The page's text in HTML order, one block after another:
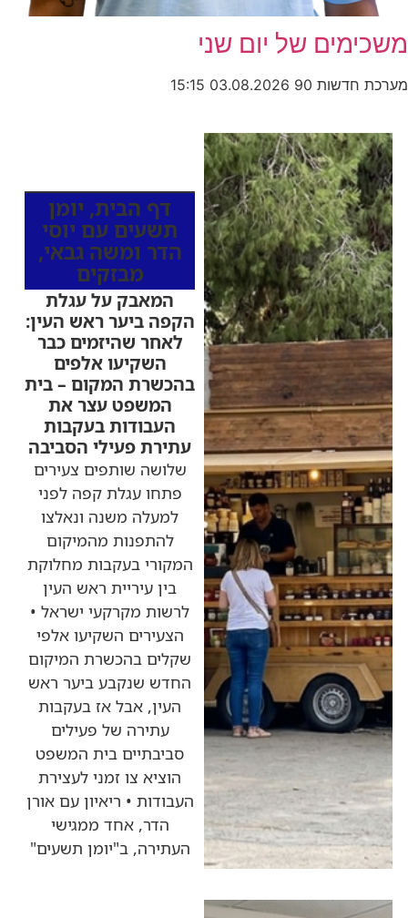
של יום שני
חדשות 90 03.08.2026
15:15
כותרות החדשות
דף הבית,יומן
תשעים עם יוסי
הדר ומשה גבאי,
מבזקים
המאבק על עגלת
הקפה ביער ראש העין:
לאחר שהיזמים כבר
השקיעו אלפים
בהכשרת המקום – בית
המשפט עצר את
העבודות בעקבות
עתירת פעילי הסביבה
שלושה שותפים צעירים
פתחו עגלת קפה לפני
למעלה משנה ונאלצו
להתפנות מהמיקום
המקורי בעקבות מחלוקת
בין עיריית ראש העין
לרשות מקרקעי ישראל •
הצעירים השקיעו אלפי
שקלים בהכשרת המיקום
החדש שנקבע ביער ראש
העין, אבל אז בעקבות
עתירה של פעילים
סביבתיים בית המשפט
הוציא צו זמני לעצירת
העבודות • ריאיון עם אורן
הדר, אחד ממגישי
העתירה, ב"יומן תשעים"